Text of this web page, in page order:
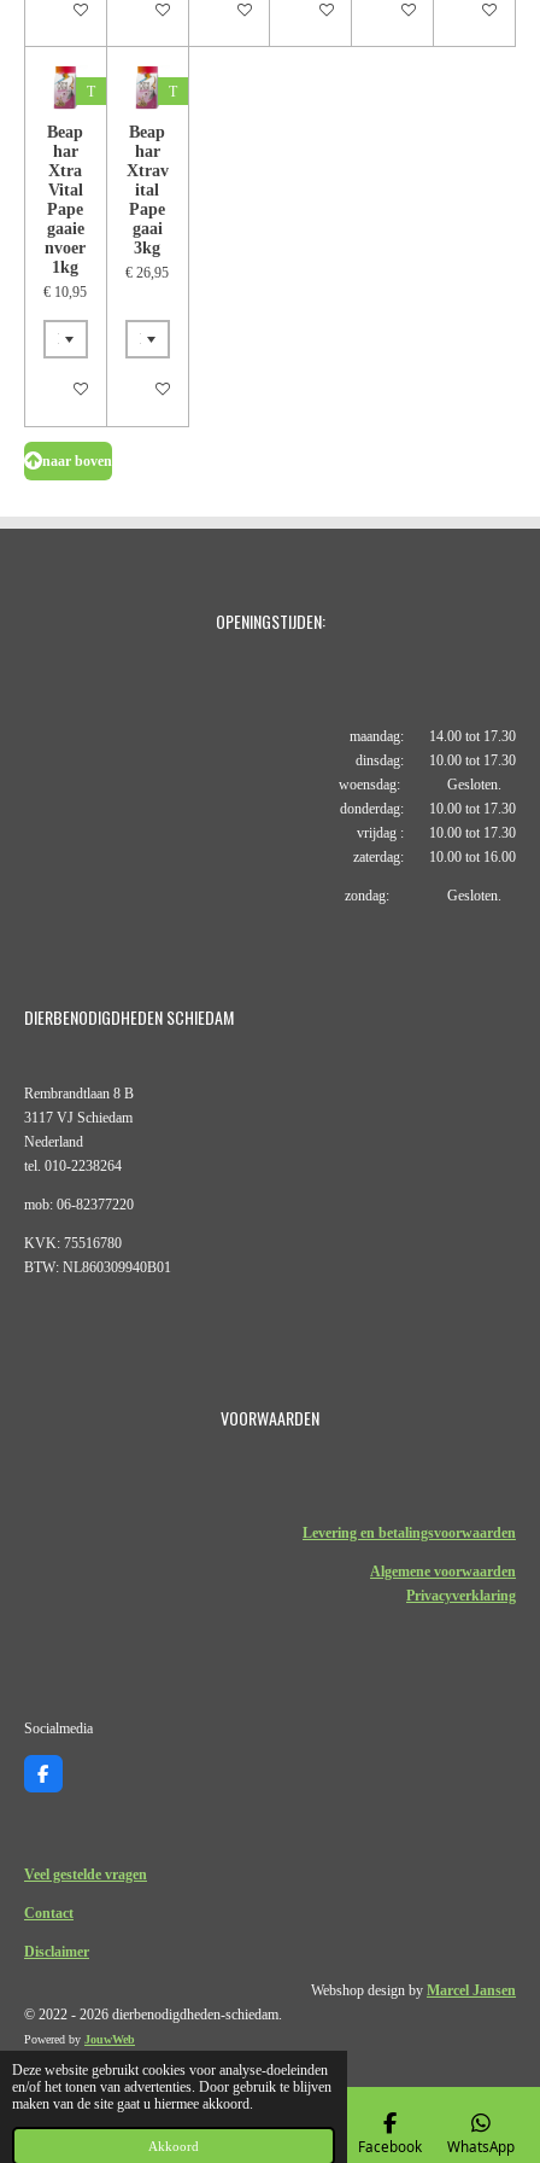
Deze website gebruikt cookies voor analyse-doeleinden
en/of het tonen van advertenties. Door gebruik te blijven
maken van de site gaat u hiermee akkoord.
Akkoord
In winkelwagenIn winkelwagenIn winkelwagenIn winkelwagenIn winkelwagenIn
T
Beap
har
Xtra
Vital
Pape
gaaie
nvoer
1kg
€ 10,95
In winkelwagen
T
Beap
har
Xtrav
ital
Pape
gaai
3kg
€ 26,95
In winkelwagen
naar boven
OPENINGSTIJDEN:
maandag: 14.00 tot 17.30
dinsdag: 10.00 tot 17.30
woensdag: Gesloten.
donderdag: 10.00 tot 17.30
vrijdag : 10.00 tot 17.30
zaterdag: 10.00 tot 16.00
zondag: Gesloten.
DIERBENODIGDHEDEN SCHIEDAM
Rembrandtlaan 8 B
3117 VJ Schiedam
Nederland
tel. 010-2238264
mob: 06-82377220
KVK: 75516780
BTW: NL860309940B01
VOORWAARDEN
Levering en betalingsvoorwaarden
Algemene voorwaarden
Privacyverklaring
Socialmedia
F
a
o
o
Veel gestelde vragen
Contact
Disclaimer
Webshop design by Marcel Jansen
© 2022 - 2026 dierbenodigdheden-schiedam.
Powered by JouwWeb
Telefoonnummer Facebook WhatsApp